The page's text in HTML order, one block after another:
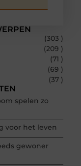
(303 )
(209 )
(71 )
(69 )
(37 )
spelen zo
voor het leven
gewoner